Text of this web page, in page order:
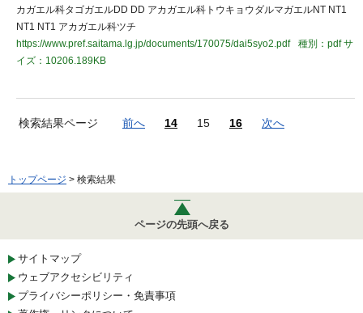
カガエル科タゴガエルDD DD アカガエル科トウキョウダルマガエルNT NT1
NT1 NT1 アカガエル科ツチ
https://www.pref.saitama.lg.jp/documents/170075/dai5syo2.pdf
種別：pdfサ
イズ：10206.189KB
検索結果ページ 前へ 14 15 16 次へ
トップページ > 検索結果
ページの先頭へ戻る
サイトマップ
ウェブアクセシビリティ
プライバシーポリシー・免責事項